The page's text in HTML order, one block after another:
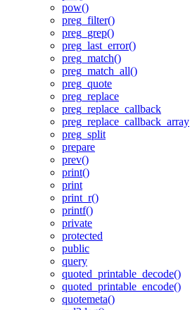
pow()
preg_filter()
preg_grep()
preg_last_error()
preg_match()
preg_match_all()
preg_quote
preg_replace
preg_replace_callback
preg_replace_callback_array
preg_split
prepare
prev()
print()
print
print_r()
printf()
private
protected
public
query
quoted_printable_decode()
quoted_printable_encode()
quotemeta()